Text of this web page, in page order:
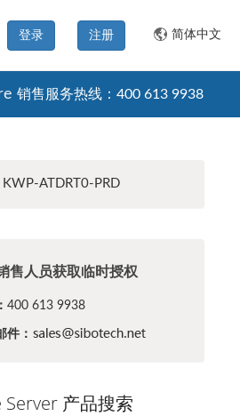
简体中文
注册
登录
销售服务热线：400 613 9938
KWP-ATDRT0-PRD
售人员获取临时授权
400 613 9938
件：
Server 产品搜索